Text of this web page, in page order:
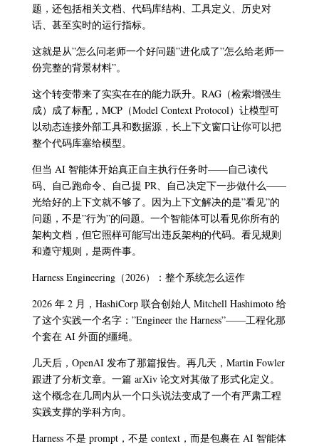
题，还包括相关文档、代码库结构、工具定义、历史对
话、甚至实时的运行指标。
这就是从”怎么问老师一个好问题”进化成了”怎么给老师一
份完整的背景材料”。
这个转变带来了实实在在的能力跃升。RAG（检索增强生
成）成了标配，MCP（Model Context Protocol）让模型可
以动态连接外部工具和数据源，长上下文窗口让你可以把
整个代码库塞给模型。
但当 AI 智能体开始真正自主执行任务时——自己读代
码、自己跑命令、自己提 PR、自己决定下一步做什么——
光给好的上下文就不够了。因为上下文解决的是”看见”的
问题，不是”行为”的问题。一个智能体可以看见你所有的
架构文档，但它照样可能写出违反架构的代码。看见规则
和遵守规则，是两件事。
Harness Engineering（2026）：整个系统怎么运作
2026 年 2 月，HashiCorp 联合创始人 Mitchell Hashimoto 给
了这个实践一个名字：”Engineer the Harness”——工程化那
个套在 AI 外面的缰绳。
几天后，OpenAI 发布了那篇报告。再几天，Martin Fowler
跟进了分析文章。一篇 arXiv 论文对其做了形式化定义。
这个概念在几周内从一个口头说法变成了一个有严肃工程
实践支撑的学科方向。
Harness 不是 prompt，不是 context，而是包裹在 AI 智能体